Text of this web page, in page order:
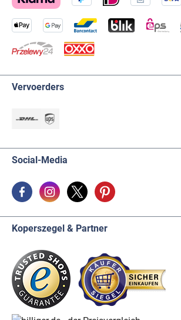
Vervoerders
Social-Media
Koperszegel & Partner